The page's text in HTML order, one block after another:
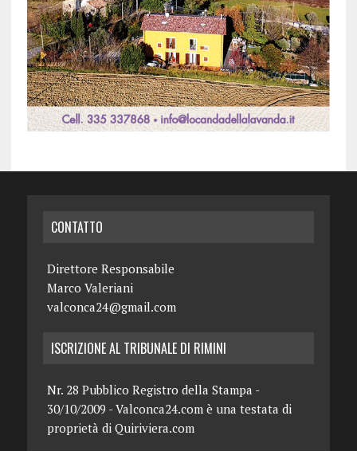
CONTATTO
Direttore Responsabile
Marco Valeriani
valconca24@gmail.com
ISCRIZIONE AL TRIBUNALE DI RIMINI
Nr. 28 Pubblico Registro della Stampa -
30/10/2009 - Valconca24.com è una testata di
proprietà di Quiriviera.com